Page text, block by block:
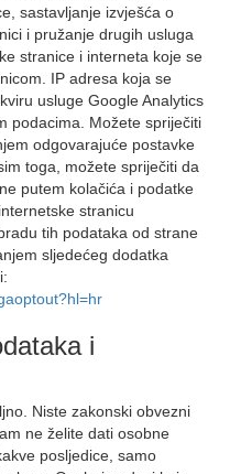
sastavljanje izvješća o
i pružanje drugih usluga
stranice i interneta koje se
IP adresa koja se
usluge Google Analytics
podacima. Možete spriječiti
odgovarajuće postavke
toga, možete spriječiti da
putem kolačića i podatke
stranicu
tih podataka od strane
sljedećeg dodatka
i
Niste zakonski obvezni
ne želite dati osobne
posljedice, samo